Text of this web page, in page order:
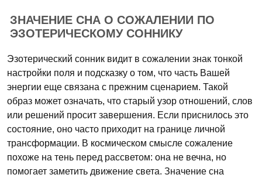
ЗНАЧЕНИЕ СНА О СОЖАЛЕНИИ ПО
ЭЗОТЕРИЧЕСКОМУ СОННИКУ
Эзотерический сонник видит в сожалении знак тонкой
настройки поля и подсказку о том, что часть Вашей
энергии еще связана с прежним сценарием. Такой
образ может означать, что старый узор отношений, слов
или решений просит завершения. Если приснилось это
состояние, оно часто приходит на границе личной
трансформации. В космическом смысле сожаление
похоже на тень перед рассветом: она не вечна, но
помогает заметить движение света. Значение сна